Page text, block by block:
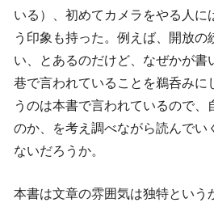
いる）、初めてカメラをやる人に
う印象も持った。例えば、開放の
い、とあるのだけど、なぜかが書
巷で言われていることを鵜呑みに
うのは本書で言われているので、
のか、を考え調べながら読んでい
ないだろうか。
本書は文章の雰囲気は独特という